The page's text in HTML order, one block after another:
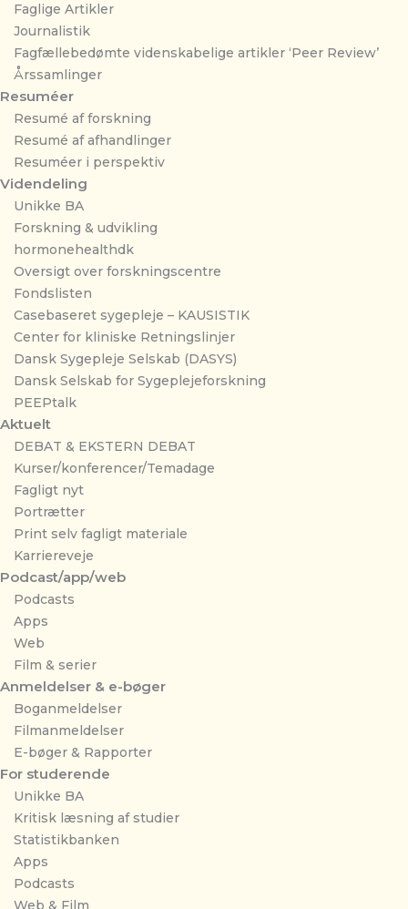
Faglige Artikler
Journalistik
Fagfællebedømte videnskabelige artikler ‘Peer Review’
Årssamlinger
Resuméer
Resumé af forskning
Resumé af afhandlinger
Resuméer i perspektiv
Videndeling
Unikke BA
Forskning & udvikling
hormonehealthdk
Oversigt over forskningscentre
Fondslisten
Casebaseret sygepleje – KAUSISTIK
Center for kliniske Retningslinjer
Dansk Sygepleje Selskab (DASYS)
Dansk Selskab for Sygeplejeforskning
PEEPtalk
Aktuelt
DEBAT & EKSTERN DEBAT
Kurser/konferencer/Temadage
Fagligt nyt
Portrætter
Print selv fagligt materiale
Karriereveje
Podcast/app/web
Podcasts
Apps
Web
Film & serier
Anmeldelser & e-bøger
Boganmeldelser
Filmanmeldelser
E-bøger & Rapporter
For studerende
Unikke BA
Kritisk læsning af studier
Statistikbanken
Apps
Podcasts